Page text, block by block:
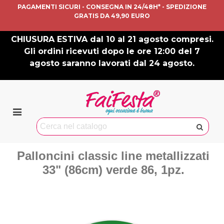
PAGAMENTI SICURI - CONSEGNA IN 24/48H* - SPEDIZIONE
GRATIS DA 49,90 EURO
CHIUSURA ESTIVA dal 10 al 21 agosto compresi.
Gli ordini ricevuti dopo le ore 12:00 del 7
agosto saranno lavorati dal 24 agosto.
Palloncini classic line metallizzati
33" (86cm) verde 86, 1pz.